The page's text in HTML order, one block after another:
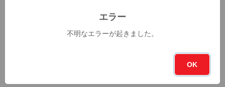
エラー
不明なエラーが起きました。
OK